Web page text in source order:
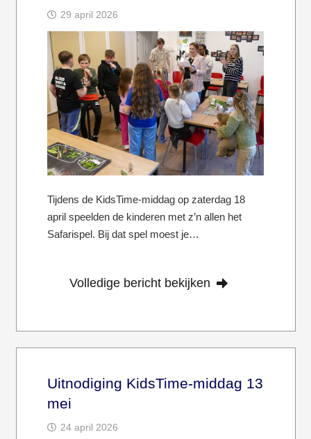
29 april 2026
Tijdens de KidsTime-middag op zaterdag 18
april speelden de kinderen met z’n allen het
Safarispel. Bij dat spel moest je…
Volledige bericht bekijken
Uitnodiging KidsTime-middag 13
mei
24 april 2026